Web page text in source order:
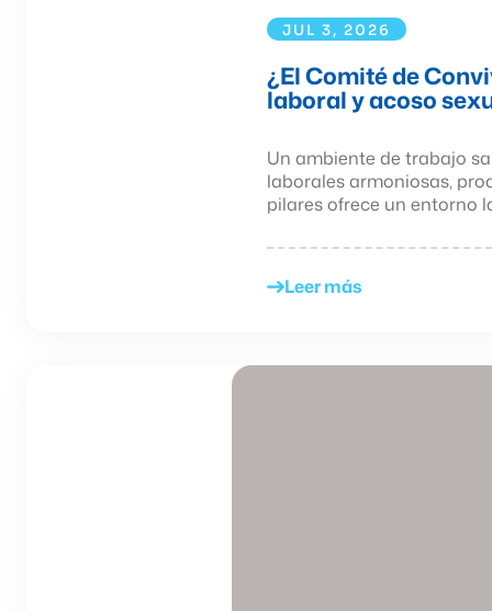
JUL 3, 2026
¿El Comité de
laboral y acoso
Un ambiente de trabajo
laborales armoniosas,
pilares ofrece un entorno
Leer más